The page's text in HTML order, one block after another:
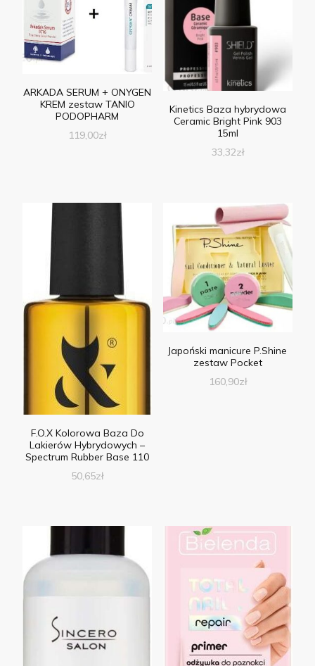
ARKADA SERUM + ONYGEN
KREM zestaw TANIO
PODOPHARM
119,00zł
Kinetics Baza hybrydowa
Ceramic Bright Pink 903
15ml
33,32zł
F.O.X Kolorowa Baza Do
Lakierów Hybrydowych –
Spectrum Rubber Base 110
50,65zł
Japoński manicure P.Shine
zestaw Pocket
160,90zł